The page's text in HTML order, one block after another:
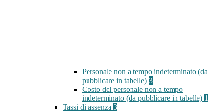
Personale non a tempo indeterminato (da
pubblicare in tabelle) 3
Costo del personale non a tempo
indeterminato (da pubblicare in tabelle) 1
Tassi di assenza 3